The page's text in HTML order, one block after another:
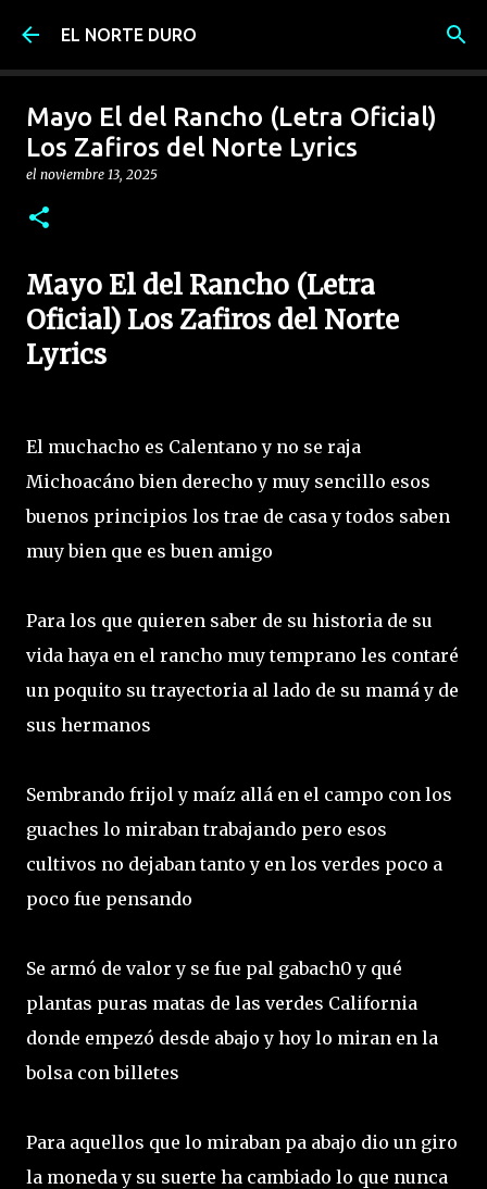
Ir al contenido principal
EL NORTE DURO
Mayo El del Rancho (Letra Oficial)
Los Zafiros del Norte Lyrics
el noviembre 13, 2025
Mayo El del Rancho (Letra
Oficial) Los Zafiros del Norte
Lyrics
El muchacho es Calentano y no se raja
Michoacáno bien derecho y muy sencillo esos
buenos principios los trae de casa y todos saben
muy bien que es buen amigo
Para los que quieren saber de su historia de su
vida haya en el rancho muy temprano les contaré
un poquito su trayectoria al lado de su mamá y de
sus hermanos
Sembrando frijol y maíz allá en el campo con los
guaches lo miraban trabajando pero esos
cultivos no dejaban tanto y en los verdes poco a
poco fue pensando
Se armó de valor y se fue pal gabach0 y qué
plantas puras matas de las verdes California
donde empezó desde abajo y hoy lo miran en la
bolsa con billetes
Para aquellos que lo miraban pa abajo dio un giro
la moneda y su suerte ha cambiado lo que nunca